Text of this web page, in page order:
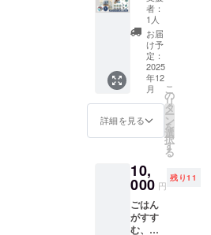
す。 本
クラウ
ドファ
ンディ
ング限
定で、3
種類の
オリジ
ザイン
パッ
をご用
意しま
した。
この機
会に、
ぜひご
×2袋 ・
いとを
かしオ
リジナ
ル 和紅
茶×2袋
・総本
家駿河
浦煎餅
16枚入
※食品表
示（原
材料・
添加物
等）
リジナ
ルデザ
インの
手のひ
らサイ
ズのて
まり。
透明な
ケース
に入れ
ので、
そのま
ま飾っ
て美し
さを長
されて
いる
「みそ
のマル
シェ」
のお手
伝いチ
ケット
です！
みその
ため
2022年
12月か
ら始
まった
る
「Cafe
＆Barま
たた
び」
の、オ
リジナ
ルグッ
ズ詰め
合わせ
です。
猫をモ
とした
お菓子
や雑貨
を幅広
く販売
してお
者：
1人
お届
け予
定：
2025
年12
月
詳細を見る
こ
の
リ
タ
ー
ン
を
選
択
す
る
10,
000 円
残り11
ごはん
がすす
む、和